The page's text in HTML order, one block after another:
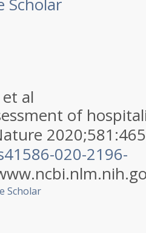
et al
of
2020;581:465
020-2196-
Scholar